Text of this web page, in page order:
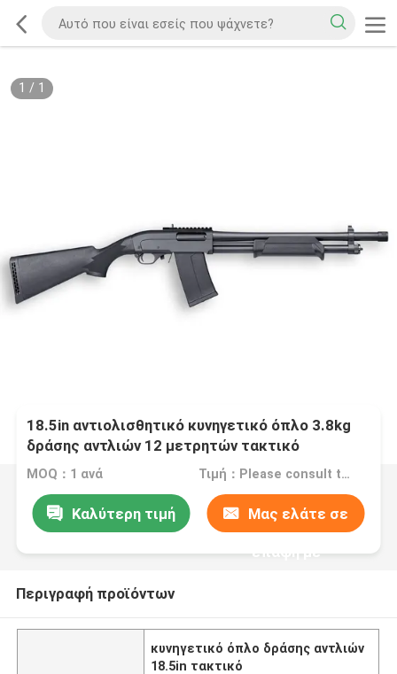
1 / 1
18.5in αντιολισθητικό κυνηγετικό όπλο 3.8kg
δράσης αντλιών 12 μετρητών τακτικό
MOQ：1 ανά Τιμή：Please consult the sales representative for details.
Καλύτερη τιμή Μας ελάτε σε
επαφή με
Περιγραφή προϊόντων
κυνηγετικό όπλο δράσης αντλιών
18.5in τακτικό